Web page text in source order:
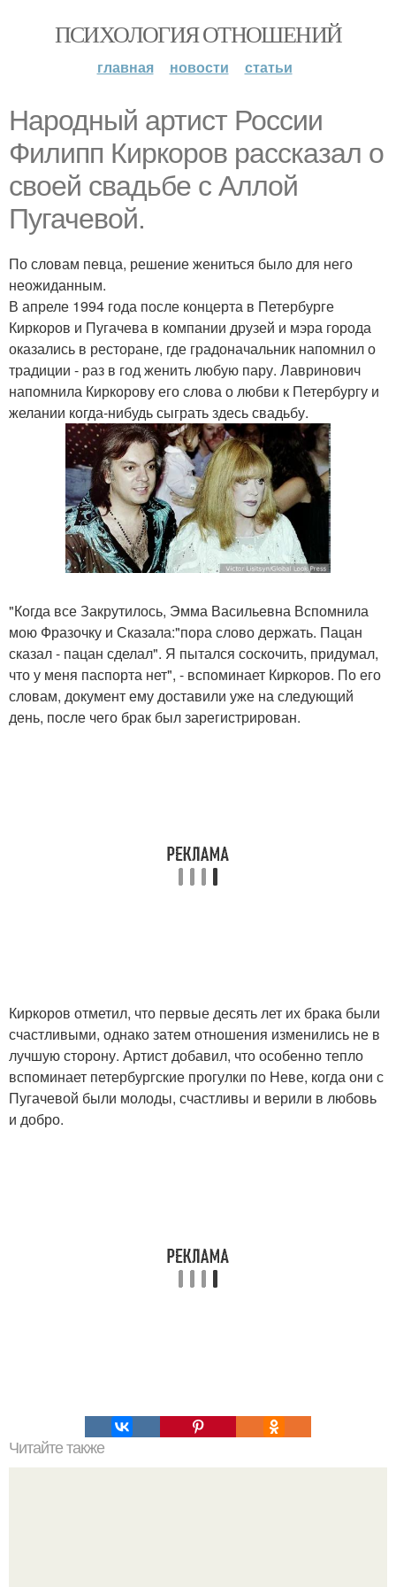
ПСИХОЛОГИЯ ОТНОШЕНИЙ
главная новости статьи
Народный артист России
Филипп Киркоров рассказал о
своей свадьбе с Аллой
Пугачевой.
По словам певца, решение жениться было для него
неожиданным.
В апреле 1994 года после концерта в Петербурге
Киркоров и Пугачева в компании друзей и мэра города
оказались в ресторане, где градоначальник напомнил о
традиции - раз в год женить любую пару. Лавринович
напомнила Киркорову его слова о любви к Петербургу и
желании когда-нибудь сыграть здесь свадьбу.
"Когда все Закрутилось, Эмма Васильевна Вспомнила
мою Фразочку и Сказала:"пора слово держать. Пацан
сказал - пацан сделал". Я пытался соскочить, придумал,
что у меня паспорта нет", - вспоминает Киркоров. По его
словам, документ ему доставили уже на следующий
день, после чего брак был зарегистрирован.
Киркоров отметил, что первые десять лет их брака были
счастливыми, однако затем отношения изменились не в
лучшую сторону. Артист добавил, что особенно тепло
вспоминает петербургские прогулки по Неве, когда они с
Пугачевой были молоды, счастливы и верили в любовь
и добро.
Читайте также